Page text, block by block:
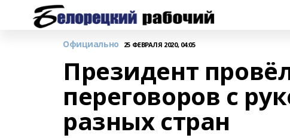
Официально 25 ФЕВРАЛЯ 2020, 04:05
Президент
переговоров с
разных стран